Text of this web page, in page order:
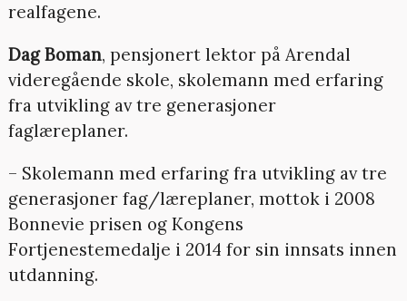
realfagene.
Dag Boman, pensjonert lektor på Arendal
videregående skole, skolemann med erfaring
fra utvikling av tre generasjoner
faglæreplaner.
– Skolemann med erfaring fra utvikling av tre
generasjoner fag/læreplaner, mottok i 2008
Bonnevie prisen og Kongens
Fortjenestemedalje i 2014 for sin innsats innen
utdanning.